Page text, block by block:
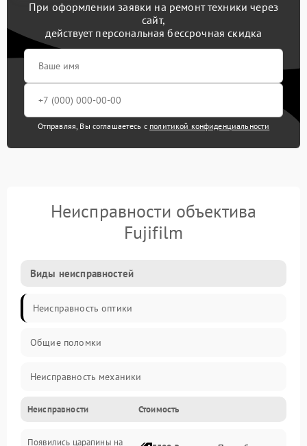
При оформлении заявки на ремонт техники через
сайт,
действует персональная бессрочная скидка
Отправляя, Вы соглашаетесь с политикой конфиденциальности
Неисправности объектива
Fujifilm
Виды неисправностей
Неисправность оптики
Общие поломки
Неисправность механики
Неисправность электроники (если объектив с мотором/
Неисправности Стоимость
Появились царапины на